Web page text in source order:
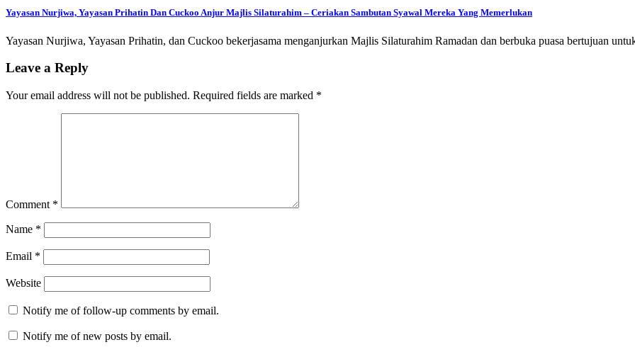
Yayasan Nurjiwa, Yayasan Prihatin Dan Cuckoo Anjur Majlis Silaturahim – Ceriakan Sambutan Syawal Mereka Yang Memerlukan
Yayasan Nurjiwa, Yayasan Prihatin, dan Cuckoo bekerjasama menganjurkan Majlis Silaturahim Ramadan dan berbuka puasa bertujuan
Leave a Reply
Your email address will not be published. Required fields are marked *
Comment *
Name *
Email *
Website
Notify me of follow-up comments by email.
Notify me of new posts by email.